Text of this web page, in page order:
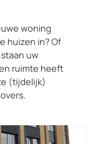
woning
huizen in? Of
uw
ruimte heeft
(tijdelijk)